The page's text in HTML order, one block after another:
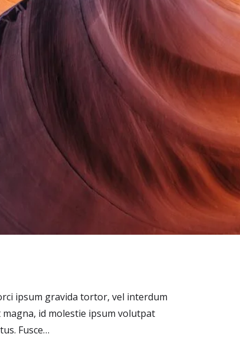
ipsum gravida tortor, vel interdum
id molestie ipsum volutpat
Fusce…